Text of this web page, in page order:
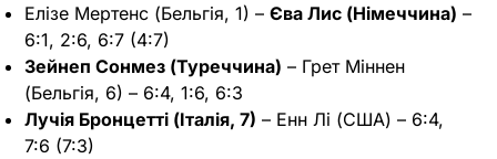
Елізе Мертенс (Бельгія, 1) – Єва Лис (Німеччина) –
6:1, 2:6, 6:7 (4:7)
Зейнеп Сонмез (Туреччина) – Грет Міннен
(Бельгія, 6) – 6:4, 1:6, 6:3
Лучія Бронцетті (Італія, 7) – Енн Лі (США) – 6:4,
7:6 (7:3)